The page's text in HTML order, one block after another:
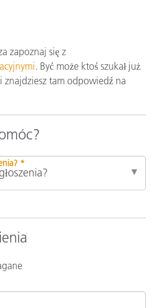
zapoznaj się z
. Być może ktoś szukał już
tam odpowiedź na
*